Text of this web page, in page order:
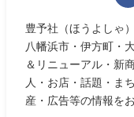
豊予社（ほうよしゃ
八幡浜市・伊方町・
＆リニューアル・新
人・お店・話題・ま
産・広告等の情報を